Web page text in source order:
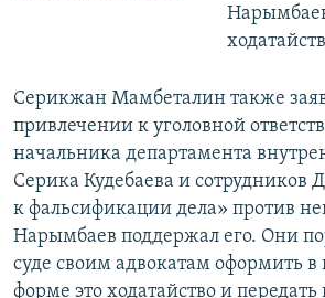
Серикжан Мамбеталин также
привлечении к уголовной
начальника департамента
Серика Кудебаева и сотрудников
к фальсификации дела» против
Нарымбаев поддержал его. Они
суде своим адвокатам оформить
форме это ходатайство и передать